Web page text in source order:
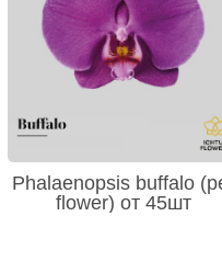
Phalaenopsis buffalo
flower) от 45шт